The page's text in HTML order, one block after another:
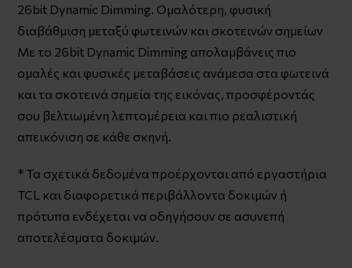
26bit Dynamic Dimming. Ομαλότερη, φυσική
διαβάθμιση μεταξύ φωτεινών και σκοτεινών σημείων
Με το 26bit Dynamic Dimming απολαμβάνεις πιο
ομαλές και φυσικές μεταβάσεις ανάμεσα στα φωτεινά
και τα σκοτεινά σημεία της εικόνας, προσφέροντάς
σου βελτιωμένη λεπτομέρεια και πιο ρεαλιστική
απεικόνιση σε κάθε σκηνή.
* Τα σχετικά δεδομένα προέρχονται από εργαστήρια
TCL και διαφορετικά περιβάλλοντα δοκιμών ή
πρότυπα ενδέχεται να οδηγήσουν σε ασυνεπή
αποτελέσματα δοκιμών.